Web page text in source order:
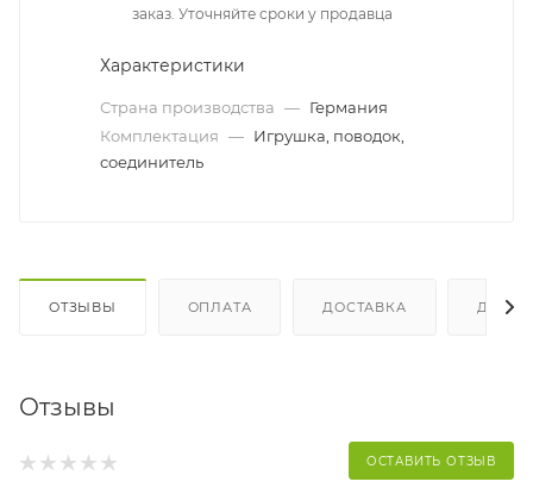
заказ. Уточняйте сроки у продавца
Характеристики
Страна производства — Германия
Комплектация — Игрушка, поводок,
соединитель
ОТЗЫВЫ ОПЛАТА ДОСТАВКА
Отзывы
ОСТАВИТЬ ОТЗЫВ